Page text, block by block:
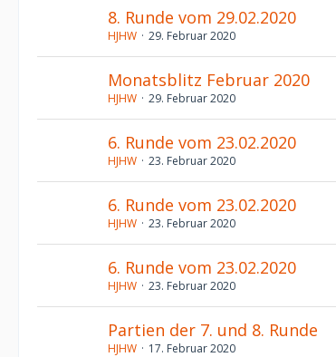
8. Runde vom 29.02.2020
HJHW 29. Februar 2020
Monatsblitz Februar 2020
HJHW 29. Februar 2020
6. Runde vom 23.02.2020
HJHW 23. Februar 2020
6. Runde vom 23.02.2020
HJHW 23. Februar 2020
6. Runde vom 23.02.2020
HJHW 23. Februar 2020
Partien der 7. und 8. Runde
HJHW 17. Februar 2020